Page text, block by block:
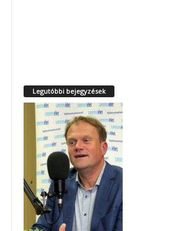
Legutóbbi bejegyzések